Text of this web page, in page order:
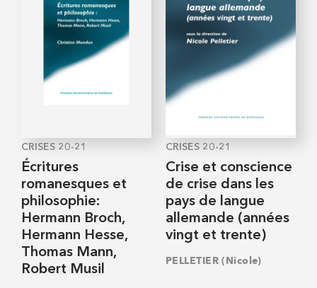
CRISES 20-21
Écritures
romanesques et
philosophie:
Hermann Broch,
Hermann Hesse,
Thomas Mann,
Robert Musil
CRISES 20-21
Crise et conscience
de crise dans les
pays de langue
allemande (années
vingt et trente)
PELLETIER (Nicole)